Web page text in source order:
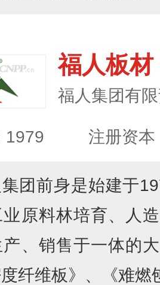
福人板材
福人集团有
1979 注册资
团前身是始建于
原料林培育、人
、销售于一体的
纤维板》、《难燃